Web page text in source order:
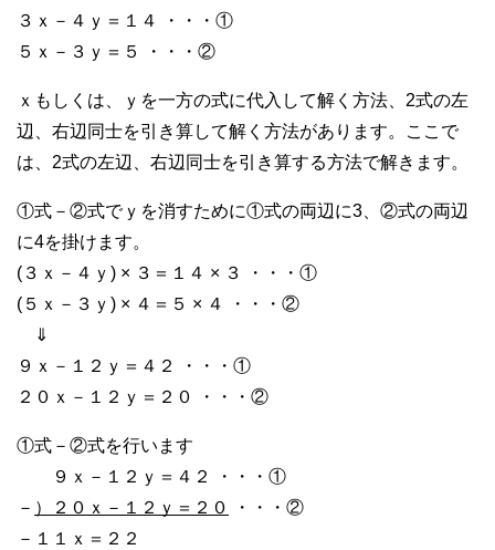
３ｘ－４ｙ＝１４ ・・・①
５ｘ－３ｙ＝５ ・・・②
ｘもしくは、ｙを一方の式に代入して解く方法、2式の左
辺、右辺同士を引き算して解く方法があります。ここで
は、2式の左辺、右辺同士を引き算する方法で解きます。
①式－②式でｙを消すために①式の両辺に3、②式の両辺
に4を掛けます。
(３ｘ－４ｙ) × ３＝１４ × ３ ・・・①
(５ｘ－３ｙ) × ４＝５ × ４ ・・・②
⇓
９ｘ－１２ｙ＝４２ ・・・①
２０ｘ－１２ｙ＝２０ ・・・②
①式－②式を行います
９ｘ－１２ｙ＝４２ ・・・①
－ ）２０ｘ－１２ｙ＝２０
・・・②
－１１ｘ＝２２